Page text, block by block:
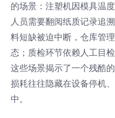
的场景：注塑机因模具温
人员需要翻阅纸质记录追
料短缺被迫中断，仓库管
态；质检环节依赖人工目
这些场景揭示了一个残酷
损耗往往隐藏在设备停机
中。